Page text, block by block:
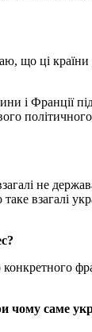
що ці
і Франції
не
взагалі
чому саме